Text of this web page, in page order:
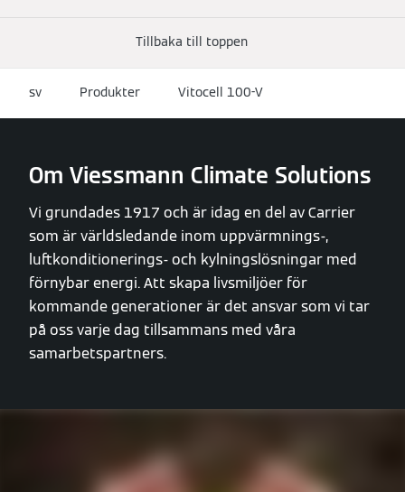
Tillbaka till toppen
sv Produkter Vitocell 100-V
Om Viessmann Climate Solutions
Vi grundades 1917 och är idag en del av Carrier
som är världsledande inom uppvärmnings-,
luftkonditionerings- och kylningslösningar med
förnybar energi. Att skapa livsmiljöer för
kommande generationer är det ansvar som vi tar
på oss varje dag tillsammans med våra
samarbetspartners.